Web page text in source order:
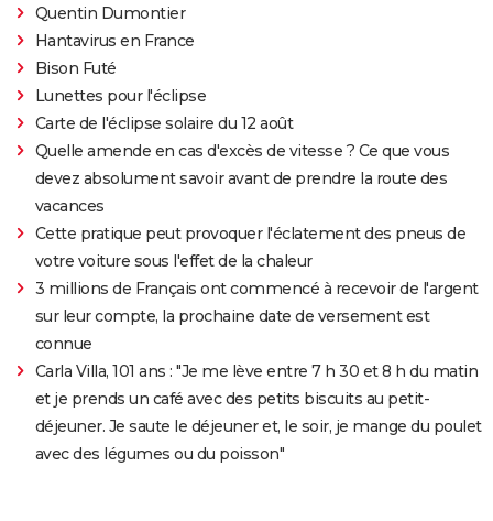
Quentin Dumontier
Hantavirus en France
Bison Futé
Lunettes pour l'éclipse
Carte de l'éclipse solaire du 12 août
Quelle amende en cas d'excès de vitesse ? Ce que vous
devez absolument savoir avant de prendre la route des
vacances
Cette pratique peut provoquer l'éclatement des pneus de
votre voiture sous l'effet de la chaleur
3 millions de Français ont commencé à recevoir de l'argent
sur leur compte, la prochaine date de versement est
connue
Carla Villa, 101 ans : "Je me lève entre 7 h 30 et 8 h du matin
et je prends un café avec des petits biscuits au petit-
déjeuner. Je saute le déjeuner et, le soir, je mange du poulet
avec des légumes ou du poisson"